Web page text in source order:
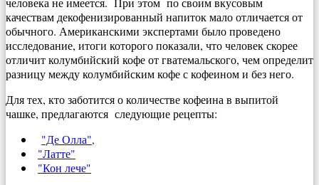
качествам декофенизированный напиток мало отличается от
обычного. Американскими экспертами было проведено
исследование, итоги которого показали, что человек скорее
отличит колумбийский кофе от гватемальского, чем определит
разницу между колумбийским кофе с кофеином и без него.
Для тех, кто заботится о количестве кофеина в выпитой
чашке, предлагаются следующие рецепты:
"Де Олла",
"Латте"
"Кон лече"